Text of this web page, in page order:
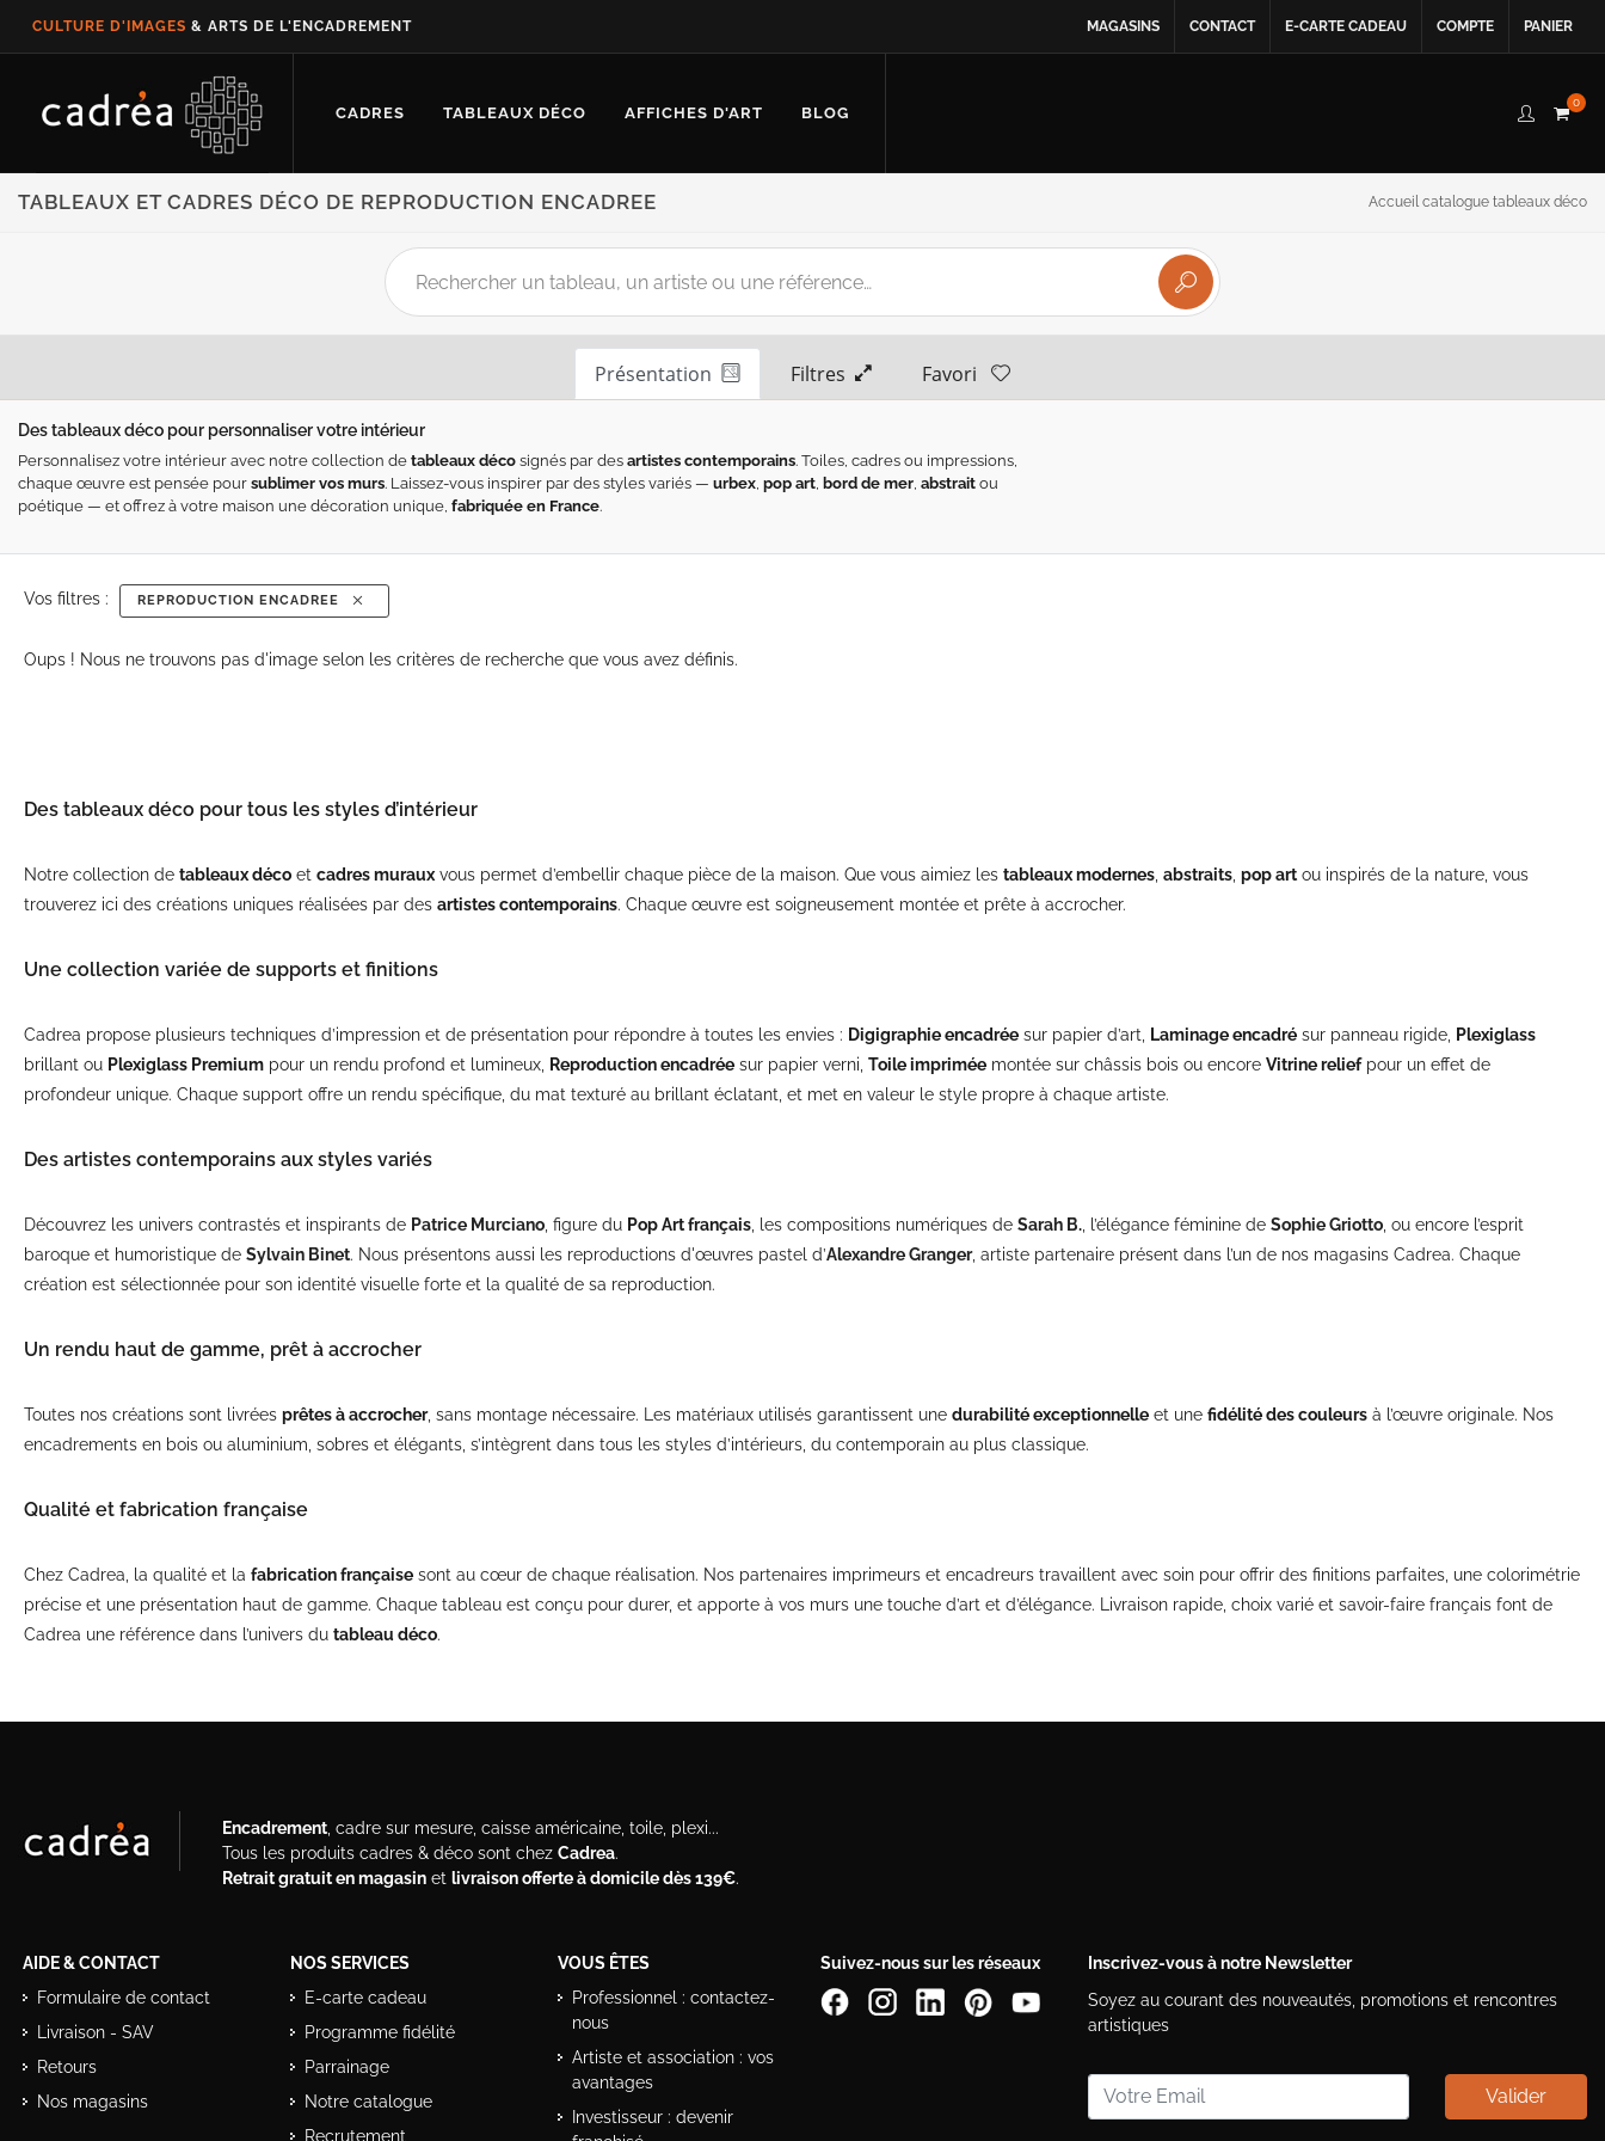
CULTURE D'IMAGES & ARTS DE L'ENCADREMENT MAGASINS CONTACT E-CARTE CADEAU COMPTE PANIER
CADRES TABLEAUX DÉCO AFFICHES D'ART BLOG
0
TABLEAUX ET CADRES DÉCO DE REPRODUCTION ENCADREE Accueil catalogue tableaux déco
Présentation Filtres Favori
Des tableaux déco pour personnaliser votre intérieur
Personnalisez votre intérieur avec notre collection de tableaux déco signés par des artistes contemporains. Toiles, cadres ou impressions,
chaque œuvre est pensée pour sublimer vos murs. Laissez-vous inspirer par des styles variés — urbex, pop art, bord de mer, abstrait ou
poétique — et offrez à votre maison une décoration unique, fabriquée en France.
Vos filtres : REPRODUCTION ENCADREE
Oups ! Nous ne trouvons pas d'image selon les critères de recherche que vous avez définis.
Des tableaux déco pour tous les styles d’intérieur
Notre collection detableaux déco etcadres murauxvous permet d’embellir chaque pièce de la maison. Que vous aimiez lestableaux modernes,abstraits,pop artou inspirés de la nature, vous
trouverez ici des créations uniques réalisées par desartistes contemporains. Chaque œuvre est soigneusement montée et prête à accrocher.
Une collection variée de supports et finitions
Cadrea propose plusieurs techniques d’impression et de présentation pour répondre à toutes les envies : Digigraphie encadrée sur papier d’art, Laminage encadré sur panneau rigide, Plexiglass
brillant ou Plexiglass Premium pour un rendu profond et lumineux, Reproduction encadrée sur papier verni,Toile imprimée montée sur châssis bois ou encoreVitrine reliefpour un effet de
profondeur unique. Chaque support offre un rendu spécifique, du mat texturé au brillant éclatant, et met en valeur le style propre à chaque artiste.
Des artistes contemporains aux styles variés
Découvrez les univers contrastés et inspirants de Patrice Murciano, figure du Pop Art français, les compositions numériques deSarah B., l’élégance féminine deSophie Griotto, ou encore l’esprit
baroque et humoristique deSylvain Binet. Nous présentons aussi les reproductions d'œuvres pastel d’Alexandre Granger, artiste partenaire présent dans l’un de nos magasins Cadrea. Chaque
création est sélectionnée pour son identité visuelle forte et la qualité de sa reproduction.
Un rendu haut de gamme, prêt à accrocher
Toutes nos créations sont livréesprêtes à accrocher, sans montage nécessaire. Les matériaux utilisés garantissent unedurabilité exceptionnelle et unefidélité des couleurs à l’œuvre originale. Nos
encadrements en bois ou aluminium, sobres et élégants, s’intègrent dans tous les styles d’intérieurs, du contemporain au plus classique.
Qualité et fabrication française
Chez Cadrea, la qualité et lafabrication française sont au cœur de chaque réalisation. Nos partenaires imprimeurs et encadreurs travaillent avec soin pour offrir des finitions parfaites, une colorimétrie
précise et une présentation haut de gamme. Chaque tableau est conçu pour durer, et apporte à vos murs une touche d’art et d’élégance. Livraison rapide, choix varié et savoir-faire français font de
Cadrea une référence dans l’univers dutableau déco.
Encadrement, cadre sur mesure, caisse américaine, toile, plexi...
Tous les produits cadres & déco sont chez Cadrea.
Retrait gratuit en magasin et livraison offerte à domicile dès 139€.
AIDE & CONTACT
Formulaire de contact
Livraison - SAV
Retours
Nos magasins
NOS SERVICES
E-carte cadeau
Programme fidélité
Parrainage
Notre catalogue
Recrutement
VOUS ÊTES
Professionnel : contactez-
nous
Artiste et association : vos
avantages
Investisseur : devenir
Suivez-nous sur les réseaux
Inscrivez-vous à notre Newsletter
Soyez au courant des nouveautés, promotions et rencontres
artistiques
Valider